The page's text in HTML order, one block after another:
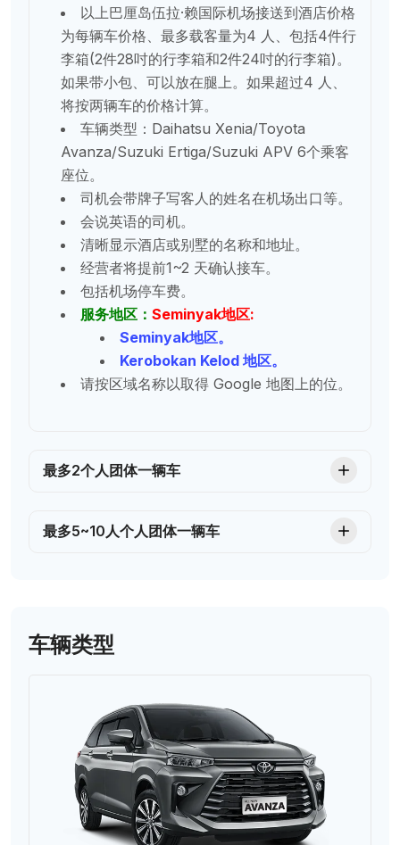
以上巴厘岛伍拉·赖国际机场接送到酒店价格
为每辆车价格、最多载客量为4 人、包括4件行
李箱(2件28吋的行李箱和2件24吋的行李箱)。
如果带小包、可以放在腿上。如果超过4 人、
将按两辆车的价格计算。
车辆类型：Daihatsu Xenia/Toyota
Avanza/Suzuki Ertiga/Suzuki APV 6个乘客
座位。
司机会带牌子写客人的姓名在机场出口等。
会说英语的司机。
清晰显示酒店或别墅的名称和地址。
经营者将提前1~2 天确认接车。
包括机场停车费。
服务地区： Seminyak地区:
Seminyak地区。
Kerobokan Kelod 地区。
请按区域名称以取得 Google 地图上的位。
最多2个人团体一辆车
最多5~10人个人团体一辆车
车辆类型